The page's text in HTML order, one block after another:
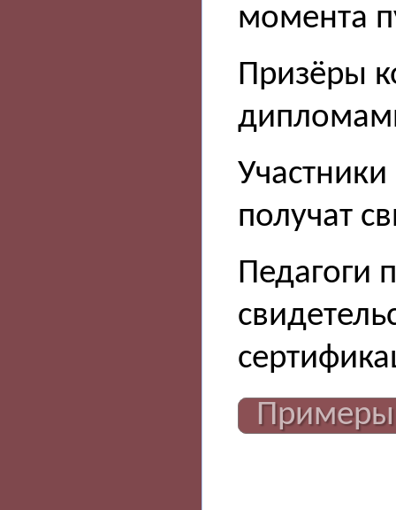
момента
Призёры
получат
Педагоги